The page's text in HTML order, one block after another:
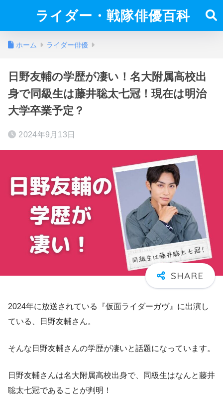
ライダー・戦隊俳優百科
ホーム ライダー俳優
日野友輔の学歴が凄い！名大附属高校出
身で同級生は藤井聡太七冠！現在は明治
大学卒業予定？
2024年9月13日
2024年に放送されている『仮面ライダーガヴ』に出演し
ている、日野友輔さん。
そんな日野友輔さんの学歴が凄いと話題になっています。
日野友輔さんは名大附属高校出身で、同級生はなんと藤井
聡太七冠であることが判明！